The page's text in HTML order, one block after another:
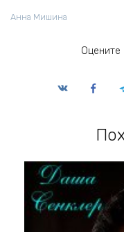
Анна Мишина
Оцените